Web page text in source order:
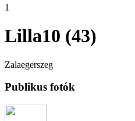
1
Lilla10 (43)
Zalaegerszeg
Publikus fotók